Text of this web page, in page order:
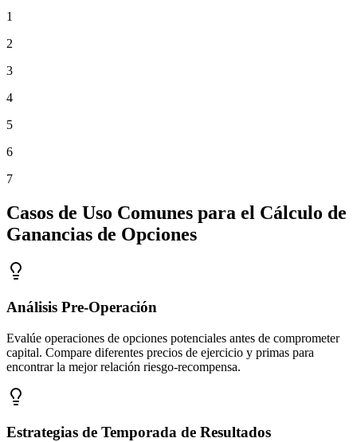
1
2
3
4
5
6
7
Casos de Uso Comunes para el Cálculo de
Ganancias de Opciones
Análisis Pre-Operación
Evalúe operaciones de opciones potenciales antes de comprometer
capital. Compare diferentes precios de ejercicio y primas para
encontrar la mejor relación riesgo-recompensa.
Estrategias de Temporada de Resultados